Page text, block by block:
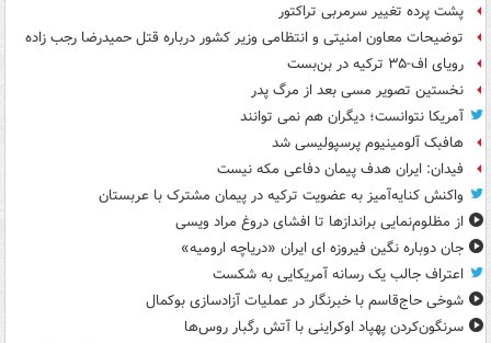
پشت پرده تغییر سرمربی تراکتور
توضیحات معاون امنیتی و انتظامی وزیر کشور درباره قتل حمیدرضا رجب زاده
رویای اف-۳۵ ترکیه در بن‌بست
نخستین تصویر مسی بعد از مرگ پدر
آمریکا نتوانست؛ دیگران هم نمی توانند
هافبک آلومینیوم پرسپولیسی شد
فیدان: ایران هدف پیمان دفاعی مکه نیست
واکنش کنایه‌آمیز به عضویت ترکیه در پیمان مشترک با عربستان
از مظلوم‌نمایی براندازها تا افشای دروغ مراد ویسی
جان دوباره نگین فیروزه ای ایران «دریاچه ارومیه»
اعتراف جالب یک رسانه آمریکایی به شکست
شوخی حاج‌قاسم با خبرنگار در عملیات آزادسازی بوکمال
سرنگون‌کردن پهپاد اوکراینی با آتش رگبار روس‌ها